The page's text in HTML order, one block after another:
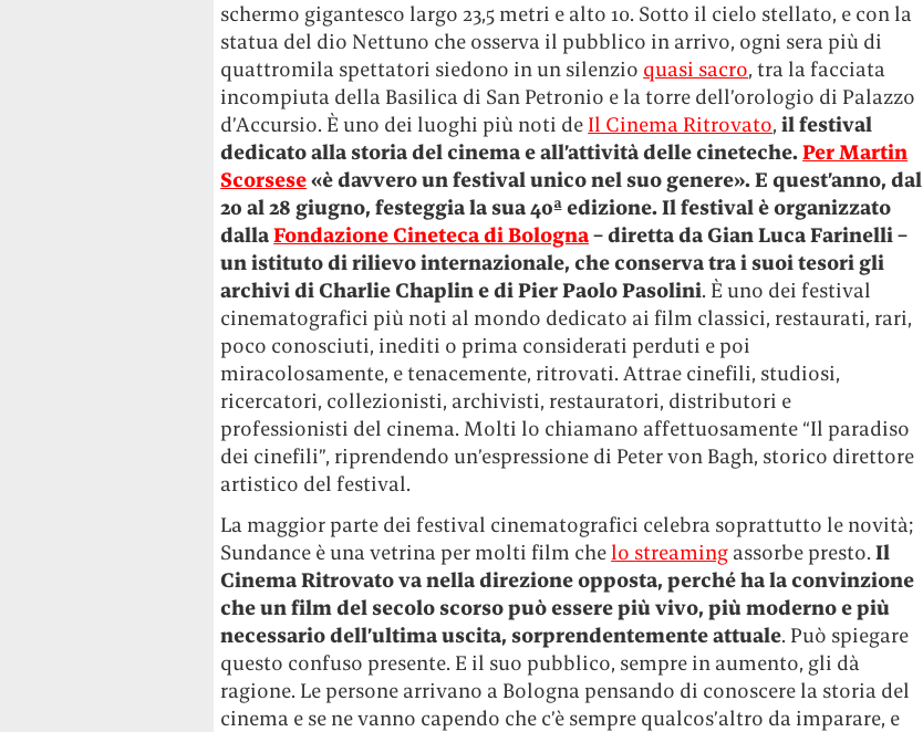
schermo gigantesco largo 23,5 metri e alto 10. Sotto il cielo stellato, e con la
statua del dio Nettuno che osserva il pubblico in arrivo, ogni sera più di
quattromila spettatori siedono in un silenzio quasi sacro, tra la facciata
incompiuta della Basilica di San Petronio e la torre dell’orologio di Palazzo
d’Accursio. È uno dei luoghi più noti de Il Cinema Ritrovato,il festival
dedicato alla storia del cinema e all’attività delle cineteche.Per Martin
Scorsese«è davvero un festival unico nel suo genere». E quest’anno, dal
20 al 28 giugno, festeggia la sua 40ª edizione. Il festival è organizzato
dallaFondazione Cineteca di Bologna– diretta da Gian Luca Farinelli –
un istituto di rilievo internazionale, che conserva tra i suoi tesori gli
archivi di Charlie Chaplin e di Pier Paolo Pasolini. È uno dei festival
cinematografici più noti al mondo dedicato ai film classici, restaurati, rari,
poco conosciuti, inediti o prima considerati perduti e poi
miracolosamente, e tenacemente, ritrovati. Attrae cinefili, studiosi,
ricercatori, collezionisti, archivisti, restauratori, distributori e
professionisti del cinema. Molti lo chiamano affettuosamente “Il paradiso
dei cinefili”, riprendendo un’espressione di Peter von Bagh, storico direttore
artistico del festival.
La maggior parte dei festival cinematografici celebra soprattutto le novità;
Sundance è una vetrina per molti film che lo streaming assorbe presto.Il
Cinema Ritrovato va nella direzione opposta, perché ha la convinzione
che un film del secolo scorso può essere più vivo, più moderno e più
necessario dell’ultima uscita, sorprendentemente attuale. Può spiegare
questo confuso presente. E il suo pubblico, sempre in aumento, gli dà
ragione. Le persone arrivano a Bologna pensando di conoscere la storia del
cinema e se ne vanno capendo che c’è sempre qualcos’altro da imparare, e